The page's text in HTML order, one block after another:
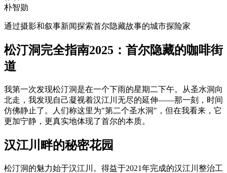
朴智勋
通过摄影和叙事新闻探索首尔隐藏故事的城市探险家
松汀洞完全指南2025：首尔隐藏的咖啡街
道
我第一次发现松汀洞是在一个下雨的星期二下午。从圣水洞向
北走，我发现自己凝视着汉江川无尽的延伸——那一刻，时间
仿佛静止了。人们称这里为"第二个圣水洞"，但在我看来，它
更加宁静，更真实地体现了首尔的本质。
汉江川畔的秘密花园
松汀洞的魅力始于汉江川。得益于2021年完成的汉江川整治工